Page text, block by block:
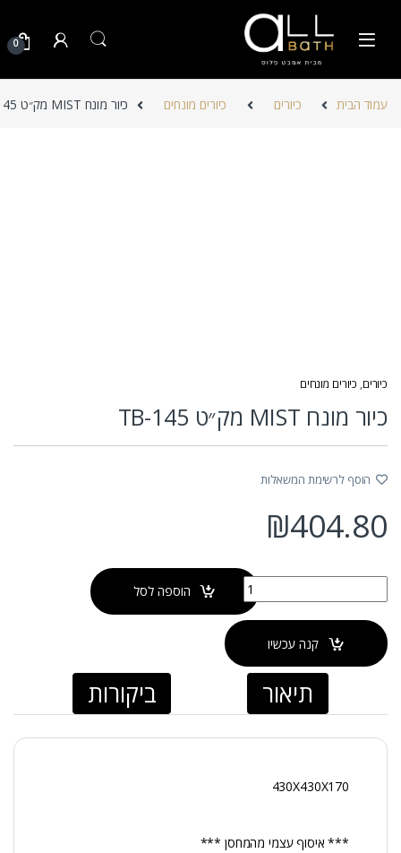
0
עמוד הבית כיורים כיורים מונחים כיור מונח MIST מק״ט TB-145
כיורים, כיורים מונחים
כיור מונח MIST מק״ט TB-145
הוסף לרשימת המשאלות
₪404.80
הוספה לסל
קנה עכשיו
תיאור ביקורות
430X430X170
*** איסוף עצמי מהמחסן ***